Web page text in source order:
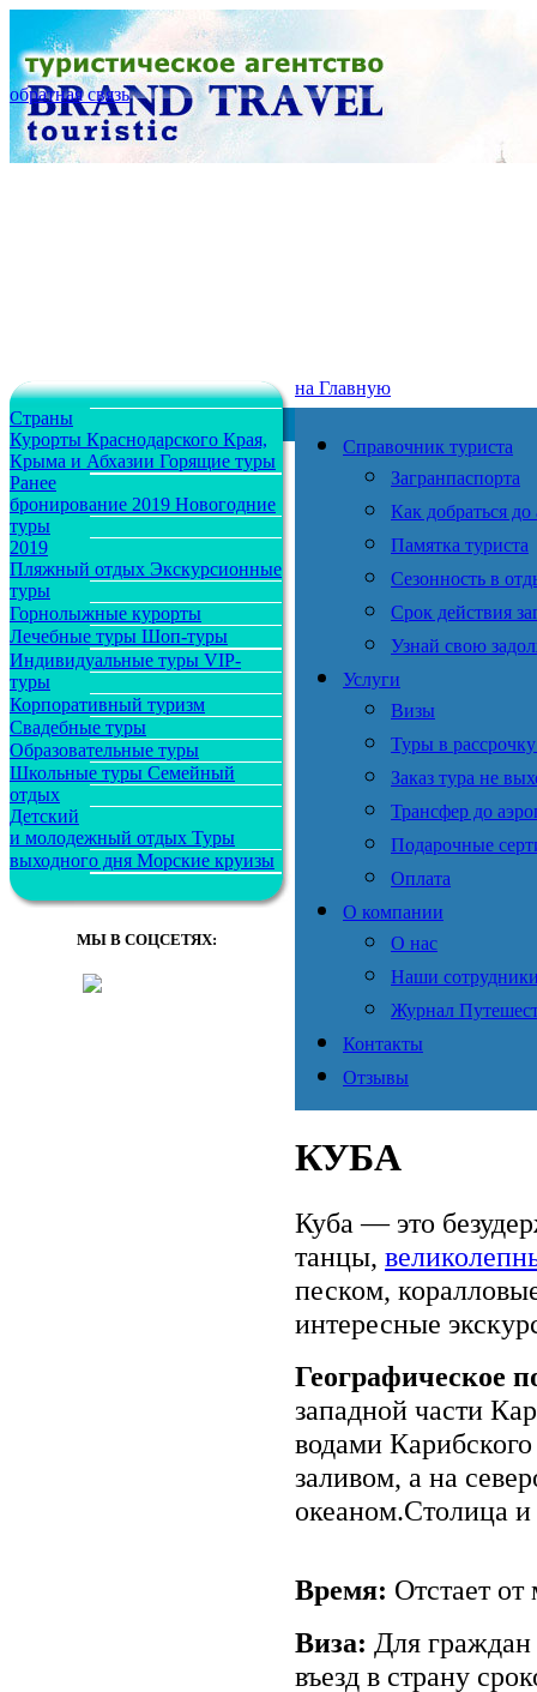
обратная связь
на Главную
Страны
Курорты Краснодарского Края,
Крыма и Абхазии Горящие туры
Ранее
бронирование 2019 Новогодние
туры
2019
Пляжный отдых Экскурсионные
туры
Горнолыжные курорты
Лечебные туры Шоп-туры
Индивидуальные туры VIP-
туры
Корпоративный туризм
Свадебные туры
Образовательные туры
Школьные туры Семейный
отдых
Детский
и молодежный отдых Туры
выходного дня Морские круизы
МЫ В СОЦСЕТЯХ:
Справочник туриста
Загранпаспорта
Как добраться до
Памятка туриста
Сезонность в
Срок действия
Узнай свою
Услуги
Визы
Туры в
Заказ тура не
Трансфер до
Подарочные
Оплата
О компании
О нас
Наши
Журнал
Контакты
Отзывы
КУБА
Куба — это
танцы,
песком,
интересные
Географическое
западной части
водами
заливом, а на
океаном.Столица
Время: Отстает от
Виза: Для граждан
въезд в страну